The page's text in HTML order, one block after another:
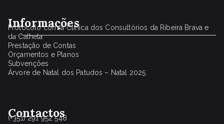
Informações
Protocolo com a Clínica dos Consultórios da Ribeira Brava e
da Calheta
Prestação de Contas
Orçamentos e Planos
Subvenções
Árvore de Natal dos Patudos – Natal 2025
Contactos
(+351) 291 952 548